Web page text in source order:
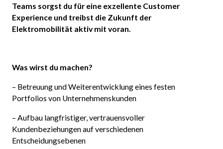
Teams sorgst du für eine exzellente Customer
Experience und treibst die Zukunft der
Elektromobilität aktiv mit voran.‍
Was wirst du machen?
– Betreuung und Weiterentwicklung eines festen
Portfolios von Unternehmenskunden
– Aufbau langfristiger, vertrauensvoller
Kundenbeziehungen auf verschiedenen
Entscheidungsebenen